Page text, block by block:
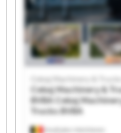
BVBA Cekaj Machinery &
Machinery & Trucks BVBA
BVBA
Houthalen-Helchteren
Cekaj Machinery & Trucks
Cekaj Machinery &
BVBA
Cekaj
Trucks BVBA